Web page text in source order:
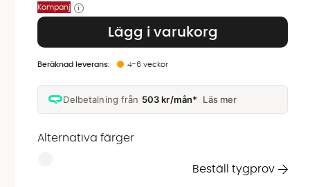
Kampanj
Lägg i varukorg
Delbetalning från 503 kr/mån* Läs mer
4-6 veckor
Alternativa färger
Beställ tygprov